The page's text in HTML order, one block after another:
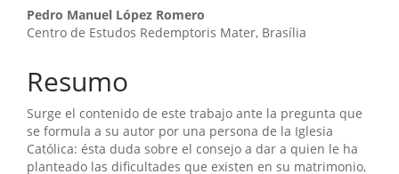
Conteúdo
do
artigo
principal
Pedro Manuel López Romero
Centro de Estudos Redemptoris Mater, Brasília
Resumo
Surge el contenido de este trabajo ante la pregunta que
se formula a su autor por una persona de la Iglesia
Católica: ésta duda sobre el consejo a dar a quien le ha
planteado las dificultades que existen en su matrimonio,